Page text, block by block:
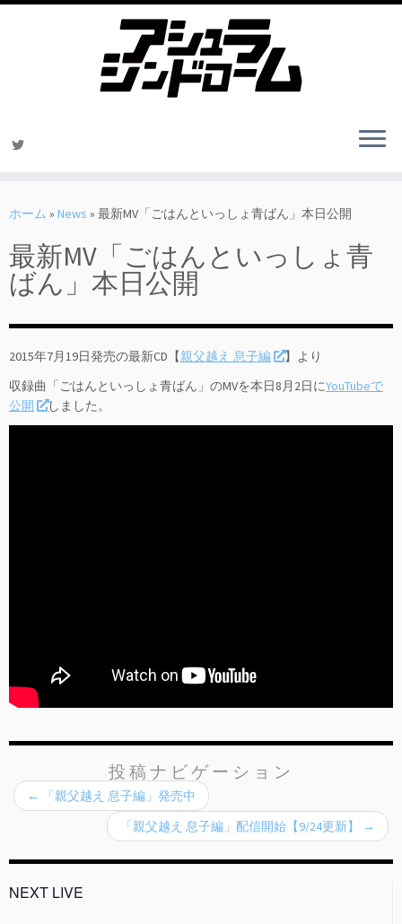
ン
ン
ツ
へ
キ
ホーム » News » 最新MV「ごはんといっしょ青ばん」本日公開
最新MV「ごはんといっしょ青
ばん」本日公開
2015年7月19日発売の最新CD【親父越え 息子編
】より
収録曲「ごはんといっしょ青ばん」のMVを本日8月2日にYouTubeで
公開
しました。
投稿ナビゲーション
←
「親父越え 息子編」発売中
「親父越え 息子編」配信開始【9/24更新】
→
NEXT LIVE